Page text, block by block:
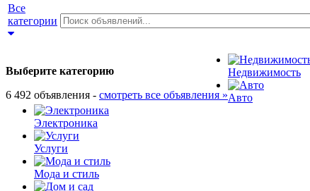
Все
категории
Выберите категорию
6 492 объявления - смотреть все объявления »
Недвижимость
Авто
Электроника
Услуги
Мода и стиль